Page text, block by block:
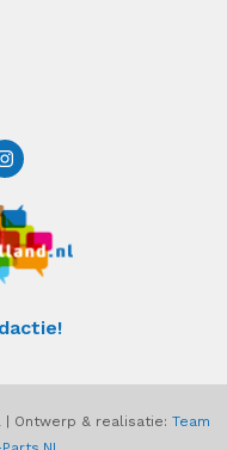
I
n
t
a
g
r
a
Ontwerp & realisatie: Team